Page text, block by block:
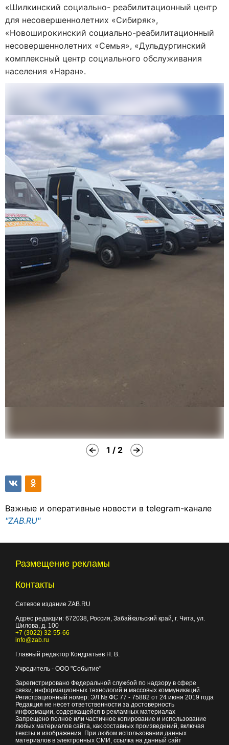
«Шилкинский социально- реабилитационный центр
для несовершеннолетних «Сибиряк»,
«Новоширокинский социально-реабилитационный
несовершеннолетних «Семья», «Дульдургинский
комплексный центр социального обслуживания
населения «Наран».
1 / 2
Важные и оперативные новости в telegram-канале
"ZAB.RU"
Размещение рекламы
Контакты
Сетевое издание ZAB.RU
Адрес редакции: 672038, Россия, Забайкальский край, г. Чита, ул.
Шилова, д. 100
+7 (3022) 32-55-66
info@zab.ru
Главный редактор Кондратьев Н. В.
Учредитель - ООО "Событие"
Зарегистрировано Федеральной службой по надзору в сфере
связи, информационных технологий и массовых коммуникаций.
Регистрационный номер: ЭЛ № ФС 77 - 75882 от 24 июня 2019 года
Редакция не несет ответственности за достоверность
информации, содержащейся в рекламных материалах
Запрещено полное или частичное копирование и использование
любых материалов сайта, как составных произведений, включая
тексты и изображения. При любом использовании данных
материалов в электронных СМИ, ссылка на данный сайт